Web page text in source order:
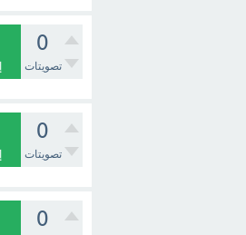
0
تصويتات
0
تصويتات
0